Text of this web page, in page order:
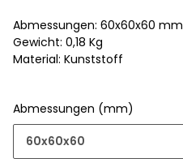
Abmessungen: 60x60x60 mm
Gewicht: 0,18 Kg
Material: Kunststoff
Abmessungen (mm)
60x60x60